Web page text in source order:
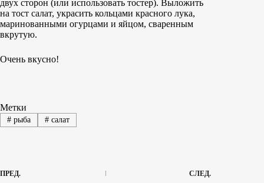
двух сторон (или использовать тостер). Выложить
на тост салат, украсить кольцами красного лука,
маринованными огурцами и яйцом, сваренным
вкрутую.
Очень вкусно!
Метки
#рыба #салат
ПРЕД. СЛЕД.